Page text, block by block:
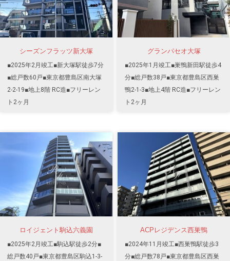
シーズンフラッツ新大塚
■2025年2月竣工■新大塚駅徒歩7分
■総戸数60戸■東京都豊島区南大塚
2-2-19■地上8階 RC造■フリーレン
ト2ヶ月
グランパセオ大塚
■2025年1月竣工■巣鴨新田駅徒歩4
分■総戸数38戸■東京都豊島区西巣
鴨2-1-3■地上4階 RC造■フリーレン
ト2ヶ月
ロイジェント駒込六義園
■2025年2月竣工■駒込駅徒歩2分■
総戸数40戸■東京都豊島区駒込1-3-
ACPレジデンス西巣鴨
■2024年11月竣工■西巣鴨駅徒歩3
分■総戸数78戸■東京都豊島区西巣